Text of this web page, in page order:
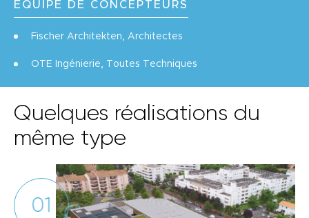
ÉQUIPE DE CONCEPTEURS
Fischer Architekten, Architectes
OTE Ingénierie, Toutes Techniques
Quelques réalisations du
même type
01